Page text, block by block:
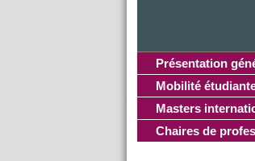
Présentation
Mobilité
Masters
Chaires de